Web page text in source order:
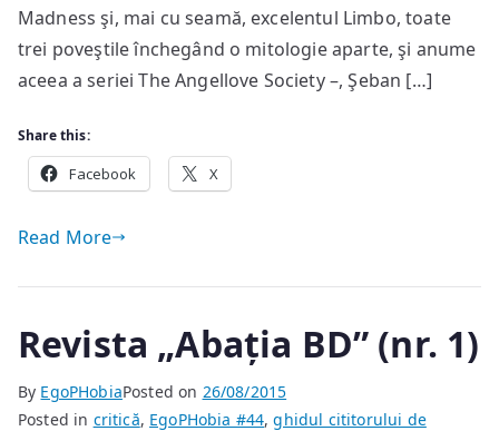
Madness şi, mai cu seamă, excelentul Limbo, toate
trei poveştile închegând o mitologie aparte, şi anume
aceea a seriei The Angellove Society –, Şeban […]
Share this:
Facebook X
Read More
Revista „Abația BD” (nr. 1)
By EgoPHobiaPosted on 26/08/2015
Posted in critică, EgoPHobia #44,ghidul cititorului de